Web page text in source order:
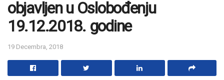
objavljen u Oslobođenju
19.12.2018. godine
19 Decembra, 2018